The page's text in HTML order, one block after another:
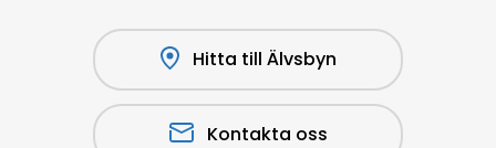
Hitta till Älvsbyn
Kontakta oss